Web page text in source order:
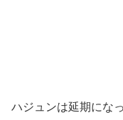
ハジュンは延期にな